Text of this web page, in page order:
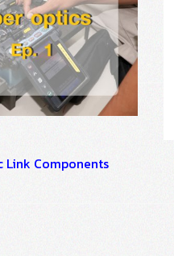
Link Components